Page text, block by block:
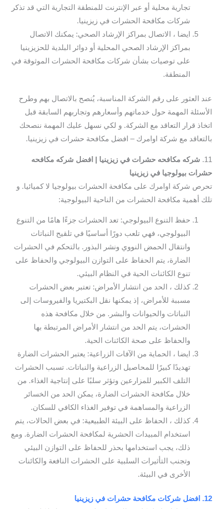
تجارية محلية أو عبر الإنترنت للمنطقة التجارية التي قد تذكر
شركات مكافحة الحشرات في زيزينيا.
ايضا ، الاتصال بمراكز الإرشاد الصحي: يمكنك الاتصال
بمراكز الإرشاد الصحي المحلية أو دوائر البلدية للحزيزينيا
على توصيات بشأن شركات مكافحة الحشرات الموثوقة في
المنطقة.
عند العثور على رقم الشركة المناسبة، يُنصح بالاتصال بهم وطرح
الأسئلة المهمة حول خدماتهم وأسعارهم وتجاربهم السابقة قبل
اتخاذ قرار التعاقد مع الشركة. و لكي نسهل عليك المهمة ننصحك
بالتعاقد مع شركة اوامرك – افضل مكافحة حشرات في زيزينيا.
11.
شركه مكافحه حشرات في زيزينيا | افضل شركه مكافحه
حشرات بيولوجيا في زيزينيا
تحرص شركة اوامرك على مكافحة الحشرات بيولوجيا لا كميائيا. و
تلك أهمية مكافحة الحشرات من الناحية البيولوجية:
حفظ التنوع البيولوجي: تعد الحشرات جزءًا هامًا من التنوع
البيولوجي، فهي تلعب دورًا أساسيًا في تلقيح النباتات
وانتقال الحمض النووي ونشر البذور. بالتحكم في الحشرات
الضارة، يتم الحفاظ على التوازن البيولوجي والحفاظ على
تنوع الكائنات الحية في النظام البيئي.
كذلك ، الحد من انتشار الأمراض: تعتبر بعض الحشرات
مسببة للأمراض، إذ يمكنها نقل البكتيريا والفيروسات إلى
النباتات والحيوانات والبشر. من خلال مكافحة هذه
الحشرات، يتم الحد من انتشار الأمراض المرتبطة بها
والحفاظ على صحة الكائنات الحية.
ايضا ، الحماية من الآفات الزراعية: يعتبر الحشرات الضارة
تهديدًا كبيرًا للمحاصيل الزراعية والنباتات. تسبب الحشرات
التلف الكبير للمزارعين وتؤثر سلبًا على إنتاجية الغذاء. من
خلال مكافحة الحشرات الضارة، يمكن الحد من الخسائر
الزراعية والمساهمة في توفير الغذاء الكافي للسكان.
كذلك ، الحفاظ على البيئة الطبيعية: في بعض الحالات، يتم
استخدام المبيدات الحشرية لمكافحة الحشرات الضارة. ومع
ذلك، يجب استخدامها بحذر للحفاظ على التوازن البيئي
وتجنب التأثيرات السلبية على الحشرات النافعة والكائنات
الأخرى في البيئة.
12. افضل شركات مكافحة حشرات في زيزينيا